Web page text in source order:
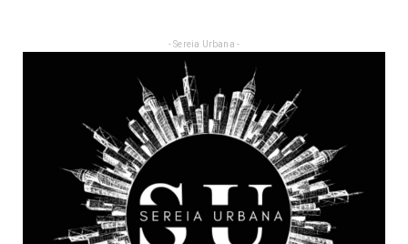
- Sereia Urbana -